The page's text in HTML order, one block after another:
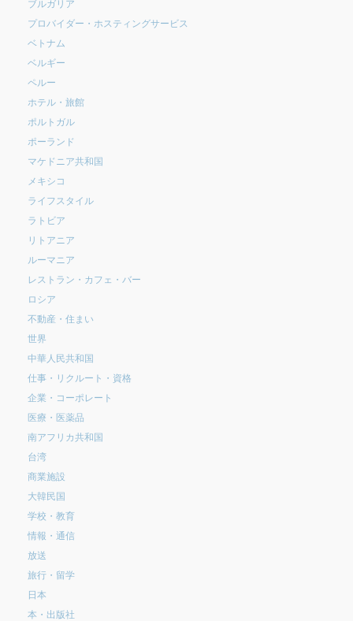
ブルガリア
プロバイダー・ホスティングサービス
ベトナム
ベルギー
ペルー
ホテル・旅館
ポルトガル
ポーランド
マケドニア共和国
メキシコ
ライフスタイル
ラトビア
リトアニア
ルーマニア
レストラン・カフェ・バー
ロシア
不動産・住まい
世界
中華人民共和国
仕事・リクルート・資格
企業・コーポレート
医療・医薬品
南アフリカ共和国
台湾
商業施設
大韓民国
学校・教育
情報・通信
放送
旅行・留学
日本
本・出版社